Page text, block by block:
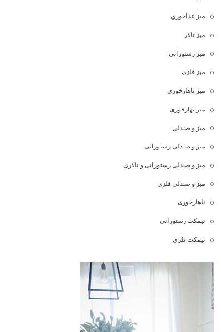
ميز غذاخوري
میز تالار
میز رستورانی
میز فلزی
میز ناهارخوری
میز نهارخوری
میز و صندلی
میز و صندلی رستورانی
میز و صندلی رستورانی و تالاری
میز و صندلی فلزی
ناهارخوری
نیمکت رستورانی
نیمکت فلزی